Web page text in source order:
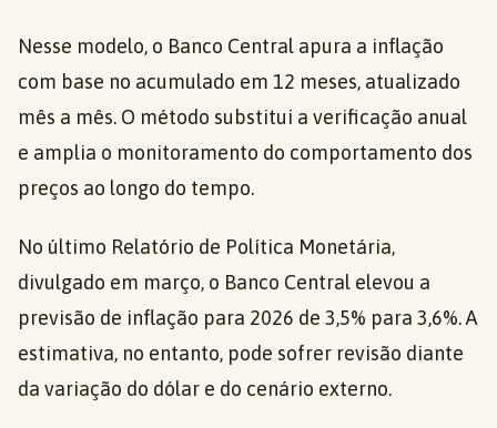
Nesse modelo, o Banco Central apura a inflação
com base no acumulado em 12 meses, atualizado
mês a mês. O método substitui a verificação anual
e amplia o monitoramento do comportamento dos
preços ao longo do tempo.
No último Relatório de Política Monetária,
divulgado em março, o Banco Central elevou a
previsão de inflação para 2026 de 3,5% para 3,6%. A
estimativa, no entanto, pode sofrer revisão diante
da variação do dólar e do cenário externo.